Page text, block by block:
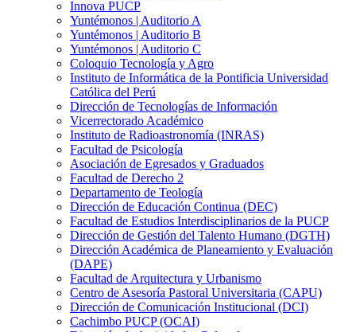
Innova PUCP
Yuntémonos | Auditorio A
Yuntémonos | Auditorio B
Yuntémonos | Auditorio C
Coloquio Tecnología y Agro
Instituto de Informática de la Pontificia Universidad
Católica del Perú
Dirección de Tecnologías de Información
Vicerrectorado Académico
Instituto de Radioastronomía (INRAS)
Facultad de Psicología
Asociación de Egresados y Graduados
Facultad de Derecho 2
Departamento de Teología
Dirección de Educación Continua (DEC)
Facultad de Estudios Interdisciplinarios de la PUCP
Dirección de Gestión del Talento Humano (DGTH)
Dirección Académica de Planeamiento y Evaluación
(DAPE)
Facultad de Arquitectura y Urbanismo
Centro de Asesoría Pastoral Universitaria (CAPU)
Dirección de Comunicación Institucional (DCI)
Cachimbo PUCP (OCAI)